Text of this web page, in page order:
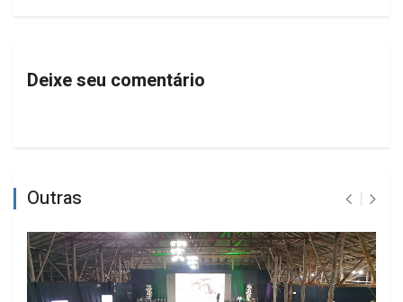
Deixe seu comentário
Outras